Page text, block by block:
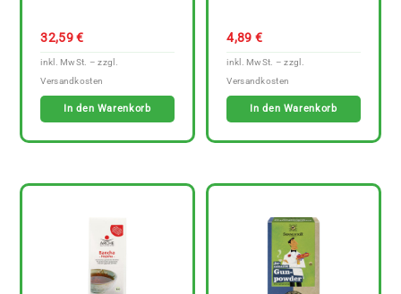
32,59€
In den Warenkorb
4,89 €
In den Warenkorb